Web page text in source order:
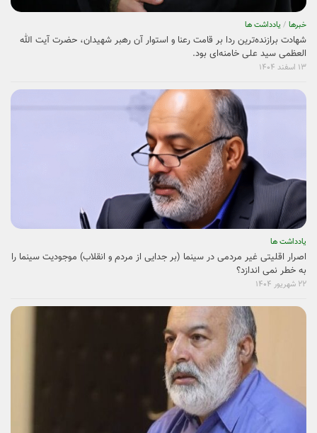
خبرها / یادداشت ها
شهادت برازنده‌ترین ردا بر قامت رعنا و استوار آن رهبر شهیدان، حضرت آیت الله
العظمی سید علی خامنه‌ای بود.
۱۳ اسفند ۱۴۰۴
یادداشت ها
اصرار اقلیتی غیر مردمی در سینما (بر جدایی از مردم و انقلاب) موجودیت سینما را
به خطر نمی ­اندازد؟
۲۲ شهریور ۱۴۰۴